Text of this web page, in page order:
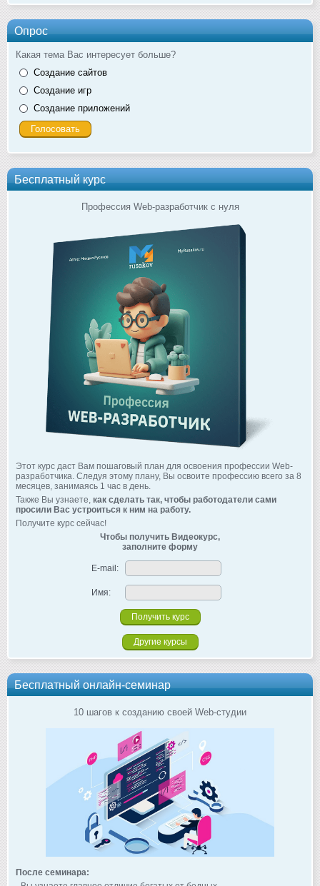
Опрос
Какая тема Вас интересует больше?
Создание сайтов
Создание игр
Создание приложений
Бесплатный курс
Профессия Web-разработчик с нуля
Этот курс даст Вам пошаговый план для освоения профессии Web-
разработчика. Следуя этому плану, Вы освоите профессию всего за 8
месяцев, занимаясь 1 час в день.
Также Вы узнаете, как сделать так, чтобы работодатели сами
просили Вас устроиться к ним на работу.
Получите курс сейчас!
Чтобы получить Видеокурс,
заполните форму
E-mail:
Имя:
Другие курсы
Бесплатный онлайн-семинар
10 шагов к созданию своей Web-студии
После семинара: